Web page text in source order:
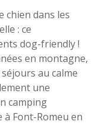
chien dans les
: ce
dog-friendly !
en montagne,
au calme
une
camping
à Font-Romeu en